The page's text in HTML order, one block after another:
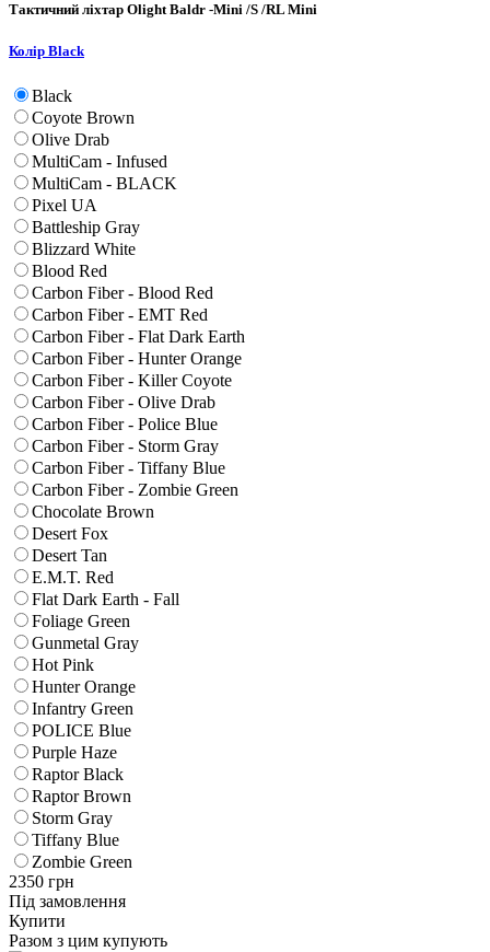
Тактичний ліхтар Olight Baldr -Mini /S /RL Mini
Колір Black
Black
Coyote Brown
Olive Drab
MultiCam - Infused
MultiCam - BLACK
Pixel UA
Battleship Gray
Blizzard White
Blood Red
Carbon Fiber - Blood Red
Carbon Fiber - EMT Red
Carbon Fiber - Flat Dark Earth
Carbon Fiber - Hunter Orange
Carbon Fiber - Killer Coyote
Carbon Fiber - Olive Drab
Carbon Fiber - Police Blue
Carbon Fiber - Storm Gray
Carbon Fiber - Tiffany Blue
Carbon Fiber - Zombie Green
Chocolate Brown
Desert Fox
Desert Tan
E.M.T. Red
Flat Dark Earth - Fall
Foliage Green
Gunmetal Gray
Hot Pink
Hunter Orange
Infantry Green
POLICE Blue
Purple Haze
Raptor Black
Raptor Brown
Storm Gray
Tiffany Blue
Zombie Green
2350 грн
Під замовлення
Купити
Разом з цим купують